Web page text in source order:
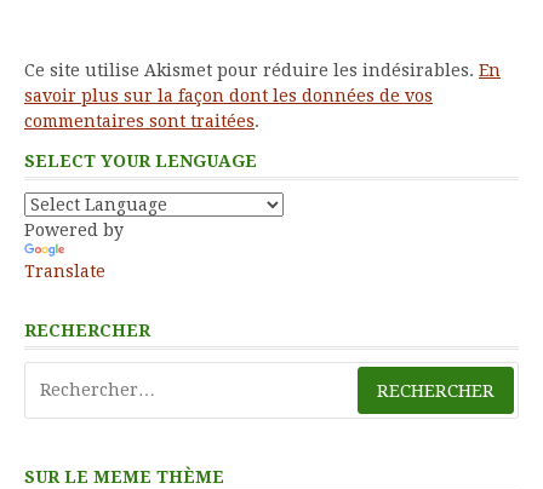
Ce site utilise Akismet pour réduire les indésirables. En
savoir plus sur la façon dont les données de vos
commentaires sont traitées.
SELECT YOUR LENGUAGE
Powered by
Translate
RECHERCHER
SUR LE MEME THÈME